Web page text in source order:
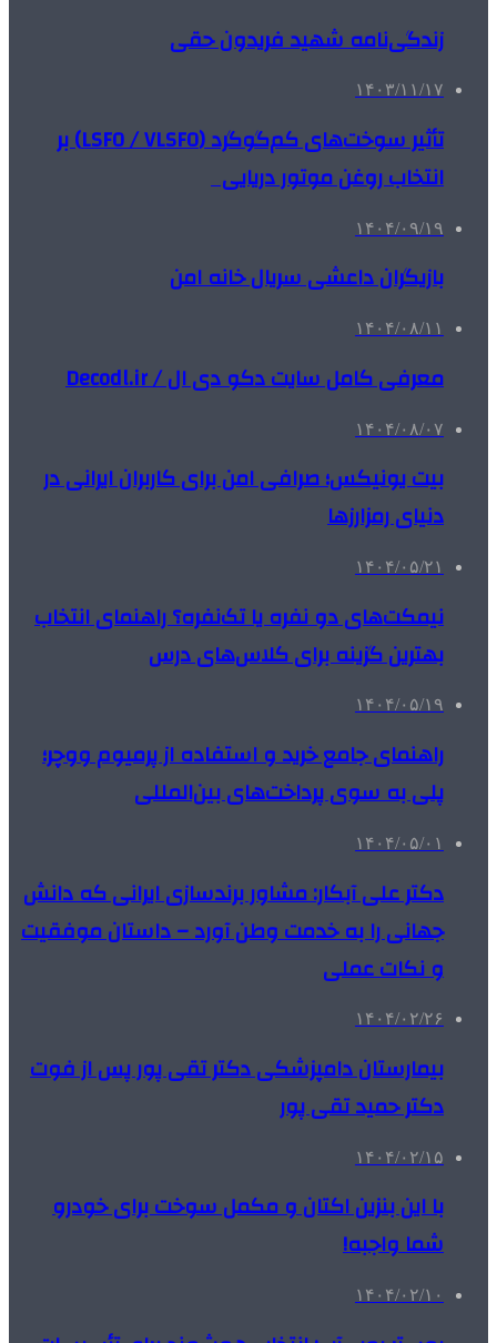
زندگی‌نامه شهید فریدون حقی
۱۴۰۳/۱۱/۱۷
تأثیر سوخت‌های کم‌گوگرد (LSFO / VLSFO) بر
انتخاب روغن موتور دریایی
۱۴۰۴/۰۹/۱۹
بازیگران داعشی سریال خانه امن
۱۴۰۴/۰۸/۱۱
معرفی کامل سایت دکو دی ال / Decodl.ir
۱۴۰۴/۰۸/۰۷
بیت یونیکس؛ صرافی امن برای کاربران ایرانی در
دنیای رمزارزها
۱۴۰۴/۰۵/۲۱
نیمکت‌های دو نفره یا تک‌نفره؟ راهنمای انتخاب
بهترین گزینه برای کلاس‌های درس
۱۴۰۴/۰۵/۱۹
راهنمای جامع خرید و استفاده از پرمیوم ووچر؛
پلی به سوی پرداخت‌های بین‌المللی
۱۴۰۴/۰۵/۰۱
دکتر علی آبکار: مشاور برندسازی ایرانی که دانش
جهانی را به خدمت وطن آورد – داستان موفقیت
و نکات عملی
۱۴۰۴/۰۲/۲۶
بیمارستان دامپزشکی دکتر تقی پور پس از فوت
دکتر حمید تقی پور
۱۴۰۴/۰۲/۱۵
با این بنزین اکتان و مکمل سوخت برای خودرو
شما واجبه!
۱۴۰۴/۰۲/۱۰